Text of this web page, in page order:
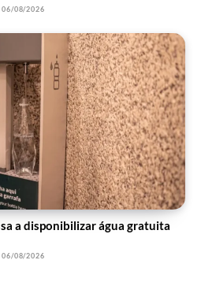
06/08/2026
a disponibilizar água gratuita
06/08/2026